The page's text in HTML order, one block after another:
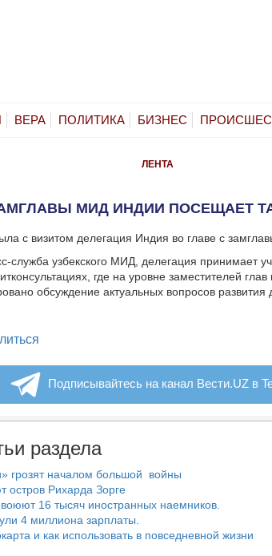
ВЕРА ПОЛИТИКА БИЗНЕС
ЛЕНТА
МИД ИНДИИ ПОСЕЩАЕТ
с визитом делегация Индия во главе с
служба узбекского МИД, делегация принимает
где на уровне заместителей
обсуждение актуальных вопросов развития
Подписывайтесь на канал Вести.UZ в
раздела
грозят началом большой войны
остров Рихарда Зорге
16 тысяч иностранных наемников.
4 миллиона зарплаты.
и как использовать в повседневной жизни